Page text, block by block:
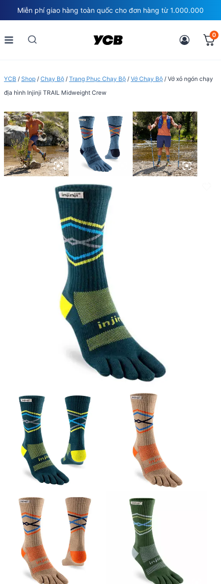
to
content
Miễn phí giao hàng toàn quốc cho đơn hàng từ 1.000.000
0
YCB / Shop / Chạy Bộ / Trang Phục Chạy Bộ / Vớ Chạy Bộ / Vớ xỏ ngón chạy
địa hình Injinji TRAIL Midweight Crew